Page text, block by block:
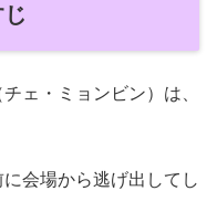
ェ・ミョンビン）は、
会場から逃げ出してし